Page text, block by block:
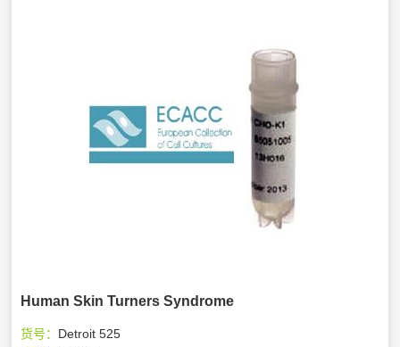
Human Skin Turners Syndrome
货号： Detroit 525